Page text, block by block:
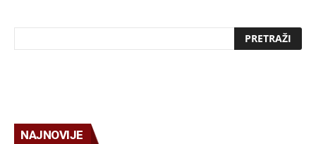
NAJNOVIJE